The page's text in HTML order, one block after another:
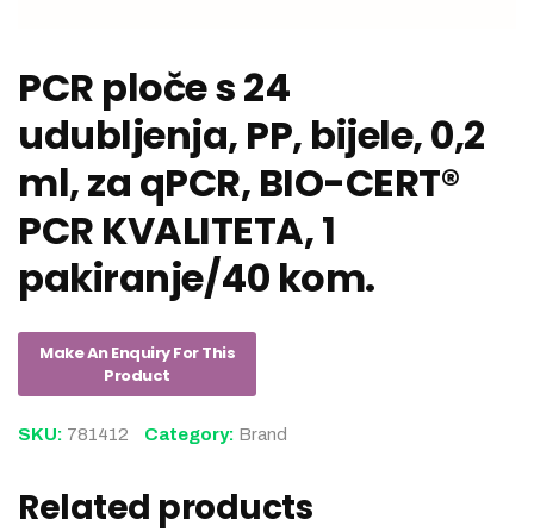
PCR ploče s 24
udubljenja, PP, bijele, 0,2
ml, za qPCR, BIO-CERT®
PCR KVALITETA, 1
pakiranje/40 kom.
SKU: 781412 Category: Brand
Related products